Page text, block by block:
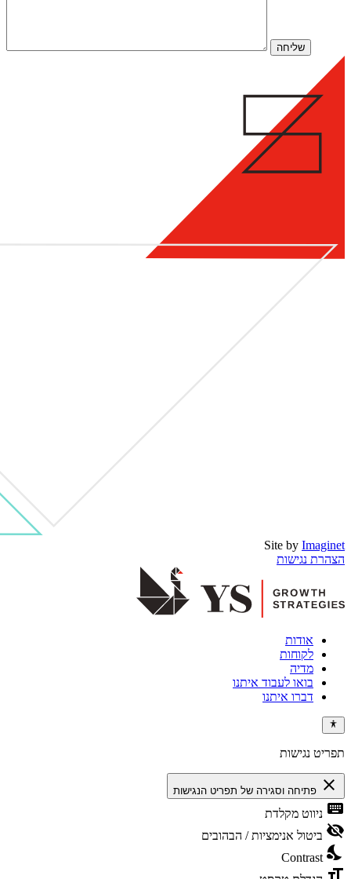
Site by Imaginet
הצהרת נגישות
אודות
לקוחות
מדיה
בואו לעבוד איתנו
דברו איתנו
תפריט נגישות
close פתיחה וסגירה של תפריט הנגישות
keyboard ניווט מקלדת
visibility_off ביטול אנימציות / הבהובים
nights_stay
Contrast
format_size